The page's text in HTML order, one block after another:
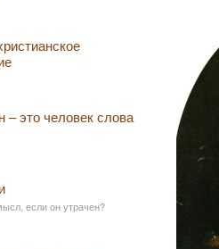
– это человек слова
если он утрачен?